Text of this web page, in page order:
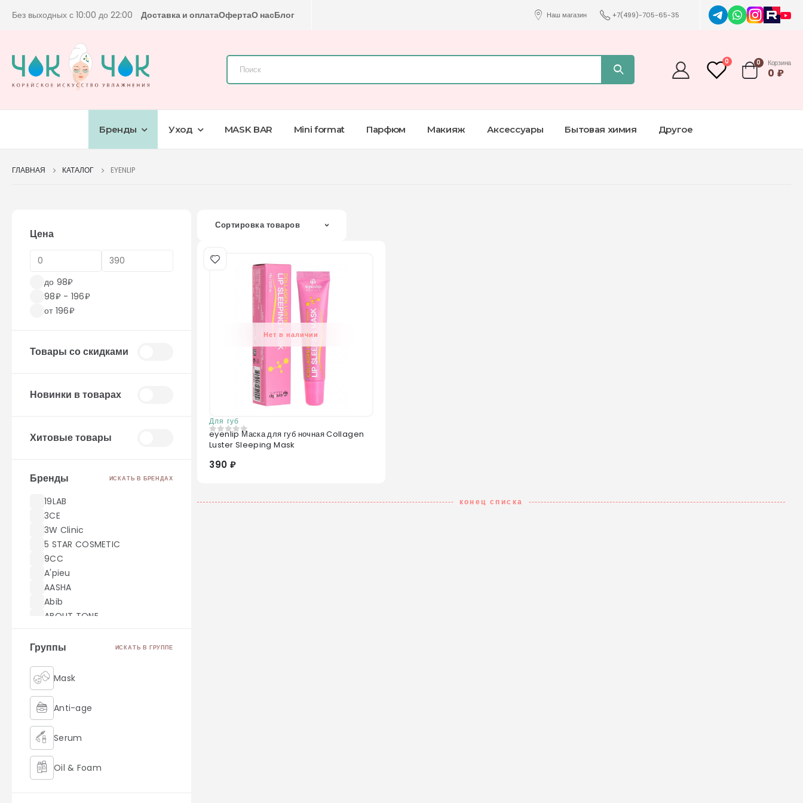
Без выходных с 10:00 до 22:00 Доставка и оплатаОфертаО насБлог Наш магазин +7(499)-705-65-35
0 0 Корзина
0 ₽
Бренды Уход MASK BAR Mini format Парфюм Макияж Аксессуары Бытовая химия Другое
ГЛАВНАЯ КАТАЛОГ EYENLIP
Сортировка товаров
Нет в наличии
Для губ
0из 5
eyenlip Маска для губ ночная Collagen
Luster Sleeping Mask
390 ₽
конец списка
Цена
до 98₽
98₽ - 196₽
от 196₽
Товары со скидками
Новинки в товарах
Хитовые товары
Бренды ИСКАТЬ В БРЕНДАХ
19LAB
3CE
3W Clinic
5 STAR COSMETIC
9CC
A'pieu
AASHA
Abib
ABOUT TONE
AEKYUNG
AICHUN BEAUTY
Akei Derma
AMILL
amoreface
AMOREPACIFIC
AMUSE
Angel Key
Anjo
Группы ИСКАТЬ В ГРУППЕ
Mask
Anti-age
Serum
Oil & Foam